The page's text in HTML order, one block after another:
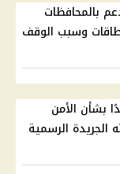
بالمحافظات
وسبب الوقف
بشأن الأمن
الجريدة الرسمية